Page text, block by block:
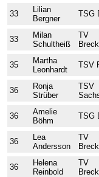
33
Lilian
Bergner
TSG
33
Milan
Schultheiß
TV
35
Martha
Leonhardt
TSV
36
Ronja
Strüber
TSV
36
Amelie
Böhm
TSG
36
Lea
Andersson
TV
36
Helena
Reinbold
TV